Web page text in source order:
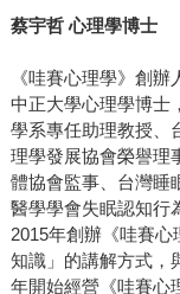
蔡宇哲 心理學博士
《哇賽心理學》創辦
中正大學心理學博士
學系專任助理教授、
理學發展協會榮譽理
體協會監事、台灣睡
醫學學會失眠認知行
2015年創辦《哇賽
知識」的講解方式，
年開始經營《哇賽心